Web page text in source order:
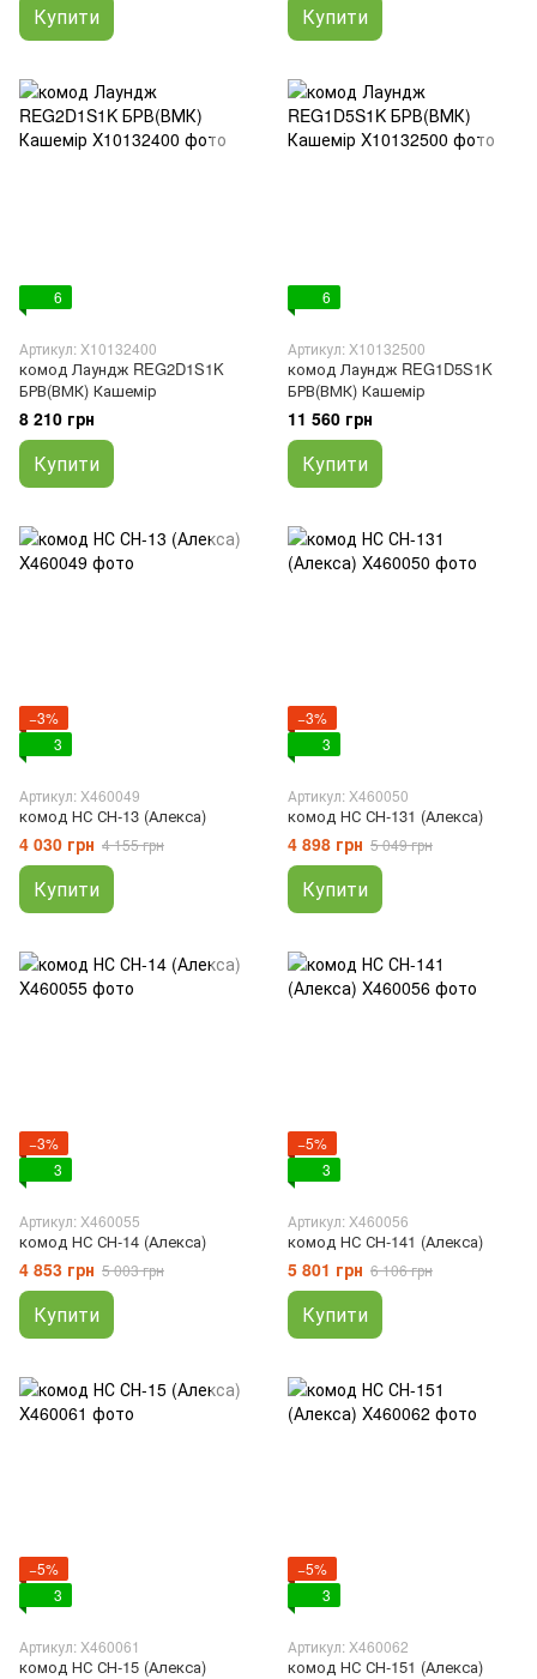
Купити Купити
6
Артикул: X10132400
комод Лаундж REG2D1S1K
БРВ(ВМК) Кашемір
8 210 грн
Купити
6
Артикул: X10132500
комод Лаундж REG1D5S1K
БРВ(ВМК) Кашемір
11 560 грн
Купити
−3%
3
Артикул: X460049
комод НС СН-13 (Алекса)
4 030 грн 4 155 грн
Купити
−3%
3
Артикул: X460050
комод НС СН-131 (Алекса)
4 898 грн 5 049 грн
Купити
−3%
3
Артикул: X460055
комод НС СН-14 (Алекса)
4 853 грн 5 003 грн
Купити
−5%
3
Артикул: X460056
комод НС СН-141 (Алекса)
5 801 грн 6 106 грн
Купити
−5%
3
Артикул: X460061
комод НС СН-15 (Алекса)
−5%
3
Артикул: X460062
комод НС СН-151 (Алекса)